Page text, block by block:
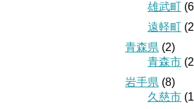
雄武町
遠軽町
青森県 (2)
青森市
岩手県 (8)
久慈市